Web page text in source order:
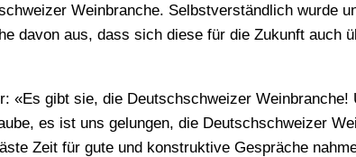
Weinbranche. Selbstverständlich wurde
davon aus, dass sich diese für die Zukunft auch
«Es gibt sie, die Deutschschweizer Weinbranche!
es ist uns gelungen, die Deutschschweizer
Zeit für gute und konstruktive Gespräche